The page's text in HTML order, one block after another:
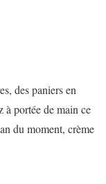
des paniers en
à portée de main ce
du moment, crème